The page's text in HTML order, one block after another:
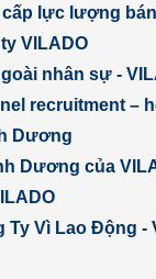
lực lượng
VILADO
nhân sự -
recruitment –
Dương
Dương của
Ty Vì Lao Động -